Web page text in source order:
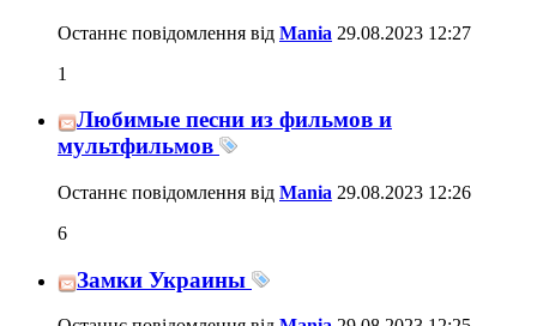
Останнє повідомлення від Mania 29.08.2023 12:27
1
Любимые песни из фильмов и
мультфильмов
Останнє повідомлення від Mania 29.08.2023 12:26
6
Замки Украины